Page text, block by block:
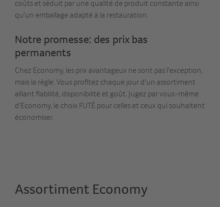
coûts et séduit par une qualité de produit constante ainsi
qu'un emballage adapté à la restauration.
Notre promesse: des prix bas
permanents
Chez Economy, les prix avantageux ne sont pas l'exception,
mais la règle. Vous profitez chaque jour d'un assortiment
alliant fiabilité, disponibilité et goût. Jugez par vous-même
d'Economy, le choix FUTÉ pour celles et ceux qui souhaitent
économiser.
Assortiment Economy